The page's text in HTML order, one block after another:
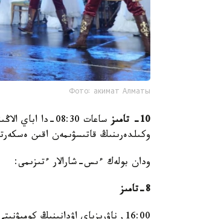
Фото: акимат Алматы
10- تامىز
ساعات 08:30-دا
وكىلدەرىنىڭ قاتىسۋىمەن اقىن
ودان بولەك ءىس-شارالار ءتىزىمى:
8-تامىز